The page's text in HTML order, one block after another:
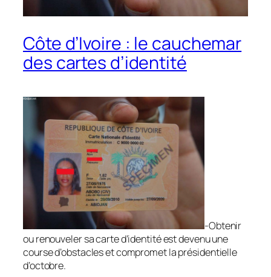
Côte d’Ivoire : le cauchemar
des cartes d’identité
-Obtenir
ou renouveler sa carte d’identité est devenu une
course d’obstacles et compromet la présidentielle
d’octobre.